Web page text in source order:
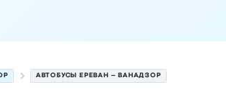
АВТОБУСЫ ЕРЕВАН – ВАНАДЗОР